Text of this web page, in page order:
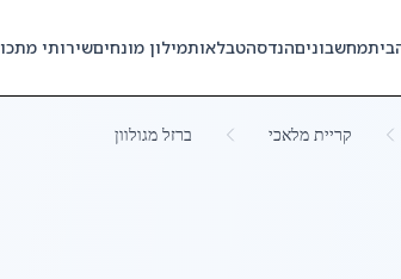
מחשבוניםהנדסהטבלאותמילון מונחיםשירותי
קריית מלאכי ברזל מגולוון